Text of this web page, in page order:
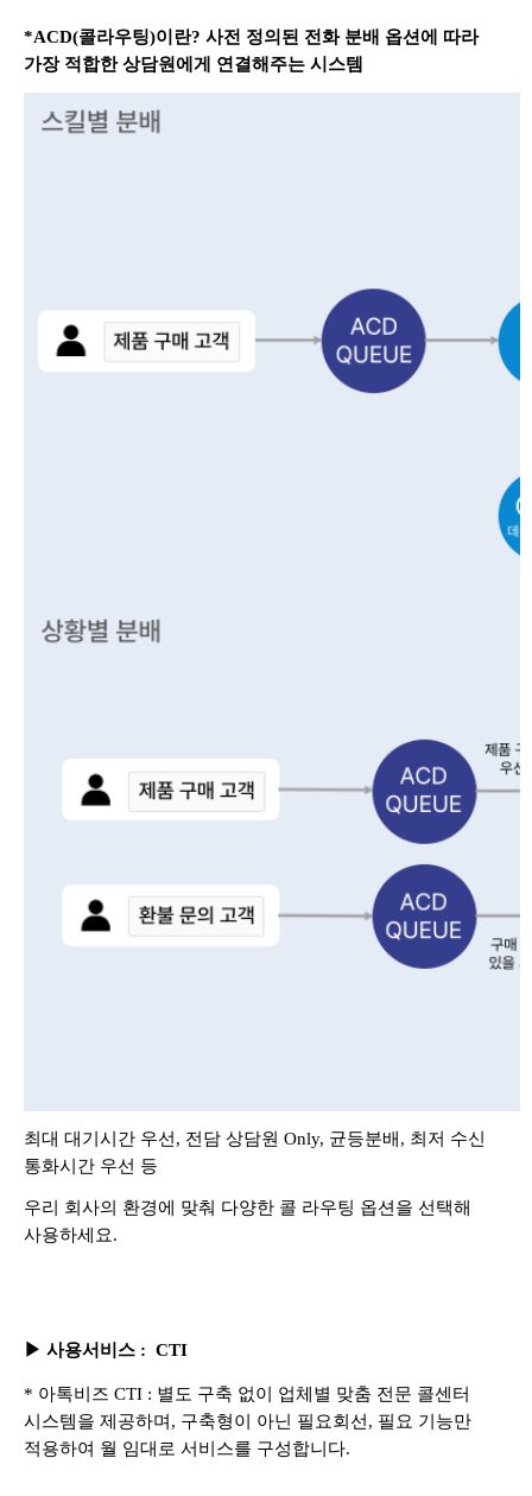
*ACD(콜라우팅)이란? 사전 정의된 전화 분배 옵션에 따라
가장 적합한 상담원에게 연결해주는 시스템
최대 대기시간 우선, 전담 상담원 Only, 균등분배, 최저 수신
통화시간 우선 등
우리 회사의 환경에 맞춰 다양한 콜 라우팅 옵션을 선택해
사용하세요.
▶ 사용서비스 : CTI
* 아톡비즈 CTI : 별도 구축 없이 업체별 맞춤 전문 콜센터
시스템을 제공하며, 구축형이 아닌 필요회선, 필요 기능만
적용하여 월 임대로 서비스를 구성합니다.